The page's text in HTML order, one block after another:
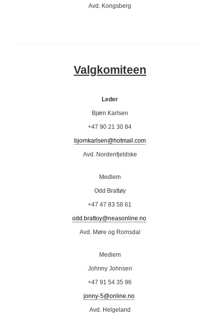
Avd. Kongsberg
Valgkomiteen
Leder
Bjørn Karlsen
+47 90 21 30 84
bjornkarlsen@hotmail.com
Avd. Nordenfjeldske
Medlem
Odd Brattøy
+47 47 83 58 61
odd.brattoy@neasonline.no
Avd. Møre og Romsdal
Medlem
Johnny Johnsen
+47 91 54 35 96
jonny-5@online.no
Avd. Helgeland